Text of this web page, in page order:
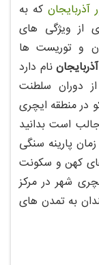
آذربایجان که به
از ویژگی های
و توریست ها
نام دارد
دوران سلطنت
در منطقه ایچری
است بدانید
پارینه سنگی
کهن و سکونت
شهر در مرکز
به تمدن های